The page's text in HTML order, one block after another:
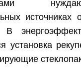
источниках
В
установка